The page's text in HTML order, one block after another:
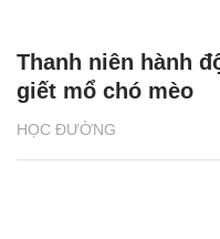
HỌC ĐƯỜNG
Thanh niên hành
giết mổ chó mèo